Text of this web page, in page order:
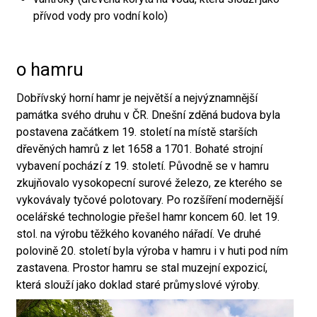
přívod vody pro vodní kolo)
o hamru
Dobřívský horní hamr je největší a nejvýznamnější
památka svého druhu v ČR. Dnešní zděná budova byla
postavena začátkem 19. století na místě starších
dřevěných hamrů z let 1658 a 1701. Bohaté strojní
vybavení pochází z 19. století. Původně se v hamru
zkujňovalo vysokopecní surové železo, ze kterého se
vykovávaly tyčové polotovary. Po rozšíření modernější
ocelářské technologie přešel hamr koncem 60. let 19.
stol. na výrobu těžkého kovaného nářadí. Ve druhé
polovině 20. století byla výroba v hamru i v huti pod ním
zastavena. Prostor hamru se stal muzejní expozicí,
která slouží jako doklad staré průmyslové výroby.